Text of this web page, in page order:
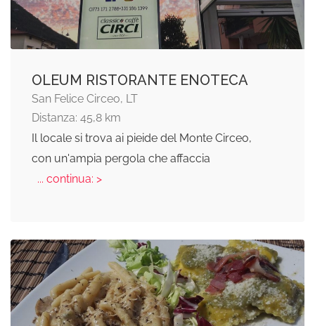
OLEUM RISTORANTE ENOTECA
San Felice Circeo, LT
Distanza: 45,8 km
Il locale si trova ai pieide del Monte Circeo,
con un'ampia pergola che affaccia
... continua: >